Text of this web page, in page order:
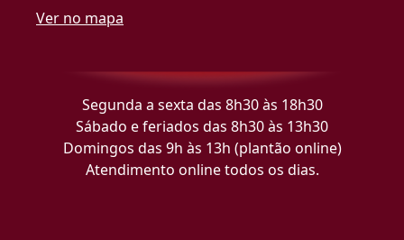
Ver no mapa
Segunda a sexta das 8h30 às 18h30
Sábado e feriados das 8h30 às 13h30
Domingos das 9h às 13h (plantão online)
Atendimento online todos os dias.